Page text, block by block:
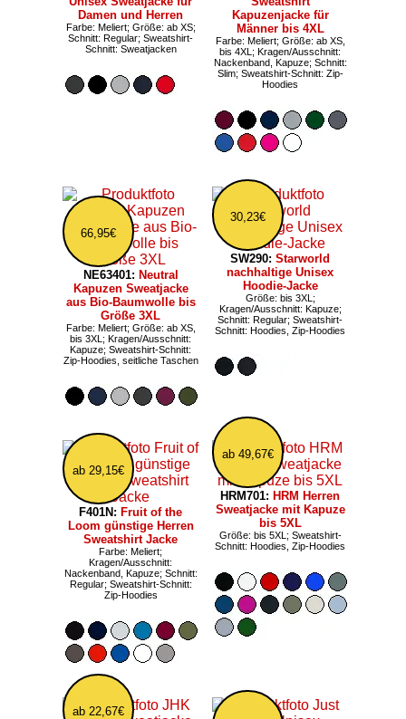
Damen und Herren
Farbe: Meliert; Größe: ab XS;
Schnitt: Regular; Sweatshirt-
Schnitt: Sweatjacken
Kapuzenjacke für
Männer bis 4XL
Farbe: Meliert; Größe: ab XS,
bis 4XL; Kragen/Ausschnitt:
Nackenband, Kapuze; Schnitt:
Slim; Sweatshirt-Schnitt: Zip-
Hoodies
66,95€
NE63401: Neutral
Kapuzen Sweatjacke
aus Bio-Baumwolle bis
Größe 3XL
Farbe: Meliert; Größe: ab XS,
bis 3XL; Kragen/Ausschnitt:
Kapuze; Sweatshirt-Schnitt:
Zip-Hoodies, seitliche Taschen
30,23€
SW290: Starworld
nachhaltige Unisex
Hoodie-Jacke
Größe: bis 3XL;
Kragen/Ausschnitt: Kapuze;
Schnitt: Regular; Sweatshirt-
Schnitt: Hoodies, Zip-Hoodies
ab 29,15€
F401N: Fruit of the
Loom günstige Herren
Sweatshirt Jacke
Farbe: Meliert;
Kragen/Ausschnitt:
Nackenband, Kapuze; Schnitt:
Regular; Sweatshirt-Schnitt:
Zip-Hoodies
ab 49,67€
HRM701: HRM Herren
Sweatjacke mit Kapuze
bis 5XL
Größe: bis 5XL; Sweatshirt-
Schnitt: Hoodies, Zip-Hoodies
ab 22,67€